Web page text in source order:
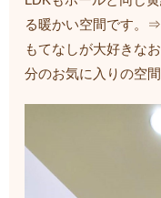
る暖かい空間です。
もてなしが大好きな
分のお気に入りの空